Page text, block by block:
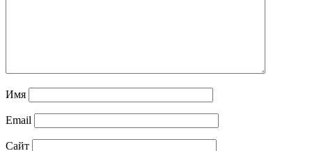
Имя
Email
Сайт